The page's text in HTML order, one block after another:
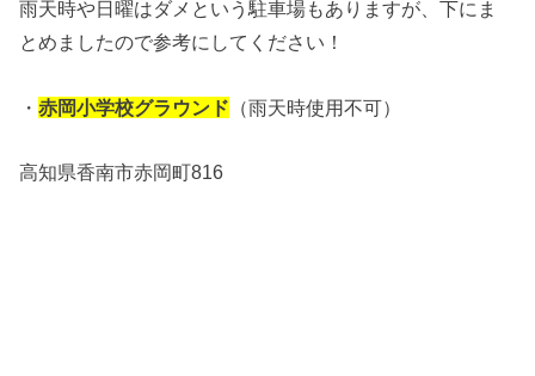
雨天時や日曜はダメという駐車場もありますが、下にま
とめましたので参考にしてください！
・赤岡小学校グラウンド （雨天時使用不可）
高知県香南市赤岡町816